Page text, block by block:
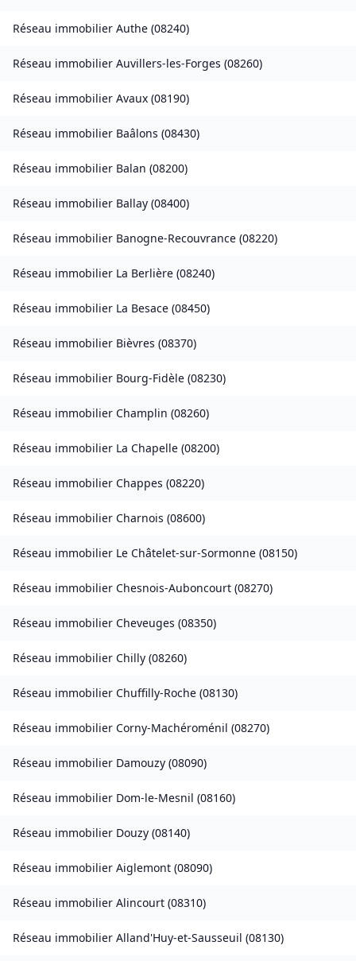
Réseau immobilier Authe (08240)
Réseau immobilier Auvillers-les-Forges (08260)
Réseau immobilier Avaux (08190)
Réseau immobilier Baâlons (08430)
Réseau immobilier Balan (08200)
Réseau immobilier Ballay (08400)
Réseau immobilier Banogne-Recouvrance (08220)
Réseau immobilier La Berlière (08240)
Réseau immobilier La Besace (08450)
Réseau immobilier Bièvres (08370)
Réseau immobilier Bourg-Fidèle (08230)
Réseau immobilier Champlin (08260)
Réseau immobilier La Chapelle (08200)
Réseau immobilier Chappes (08220)
Réseau immobilier Charnois (08600)
Réseau immobilier Le Châtelet-sur-Sormonne (08150)
Réseau immobilier Chesnois-Auboncourt (08270)
Réseau immobilier Cheveuges (08350)
Réseau immobilier Chilly (08260)
Réseau immobilier Chuffilly-Roche (08130)
Réseau immobilier Corny-Machéroménil (08270)
Réseau immobilier Damouzy (08090)
Réseau immobilier Dom-le-Mesnil (08160)
Réseau immobilier Douzy (08140)
Réseau immobilier Aiglemont (08090)
Réseau immobilier Alincourt (08310)
Réseau immobilier Alland'Huy-et-Sausseuil (08130)